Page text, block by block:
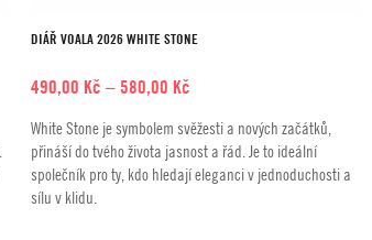
DIÁŘ VOALA 2026 WHITE STONE
490,00 Kč –580,00 KčRozpětí
490,00 Kč
až
580,00 Kč
White Stone je symbolem svěžesti a nových začátků,
přináší do tvého života jasnost a řád. Je to ideální
společník pro ty, kdo hledají eleganci v jednoduchosti a
sílu v klidu.